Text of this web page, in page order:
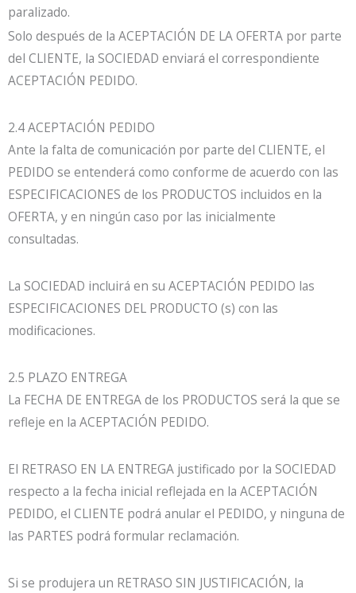
paralizado.
Solo después de la ACEPTACIÓN DE LA OFERTA por parte
del CLIENTE, la SOCIEDAD enviará el correspondiente
ACEPTACIÓN PEDIDO.
2.4 ACEPTACIÓN PEDIDO
Ante la falta de comunicación por parte del CLIENTE, el
PEDIDO se entenderá como conforme de acuerdo con las
ESPECIFICACIONES de los PRODUCTOS incluidos en la
OFERTA, y en ningún caso por las inicialmente
consultadas.
La SOCIEDAD incluirá en su ACEPTACIÓN PEDIDO las
ESPECIFICACIONES DEL PRODUCTO (s) con las
modificaciones.
2.5 PLAZO ENTREGA
La FECHA DE ENTREGA de los PRODUCTOS será la que se
refleje en la ACEPTACIÓN PEDIDO.
El RETRASO EN LA ENTREGA justificado por la SOCIEDAD
respecto a la fecha inicial reflejada en la ACEPTACIÓN
PEDIDO, el CLIENTE podrá anular el PEDIDO, y ninguna de
las PARTES podrá formular reclamación.
Si se produjera un RETRASO SIN JUSTIFICACIÓN, la